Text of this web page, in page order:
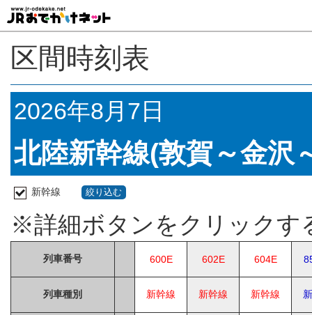
区間時刻表
2026年8月7日
北陸新幹線(敦賀～金沢
新幹線 絞り込む
※詳細ボタンをクリックす
列車番号 600E 602E 604E
列車種別 新幹線 新幹線 新幹線